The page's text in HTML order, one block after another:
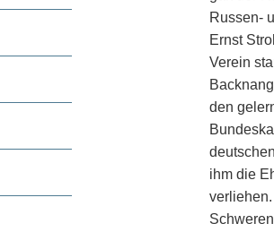
Russen-
Ernst
Verein
den
ihm die
verliehen.